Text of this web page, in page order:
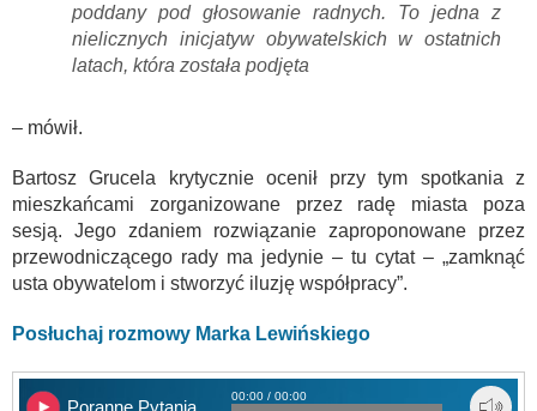
poddany pod głosowanie radnych. To jedna z
nielicznych inicjatyw obywatelskich w ostatnich
latach, która została podjęta
– mówił.
Bartosz Grucela krytycznie ocenił przy tym spotkania z
mieszkańcami zorganizowane przez radę miasta poza
sesją. Jego zdaniem rozwiązanie zaproponowane przez
przewodniczącego rady ma jedynie – tu cytat – „zamknąć
usta obywatelom i stworzyć iluzję współpracy”.
Posłuchaj rozmowy Marka Lewińskiego
Poranne Pytania
00:00 / 00:00